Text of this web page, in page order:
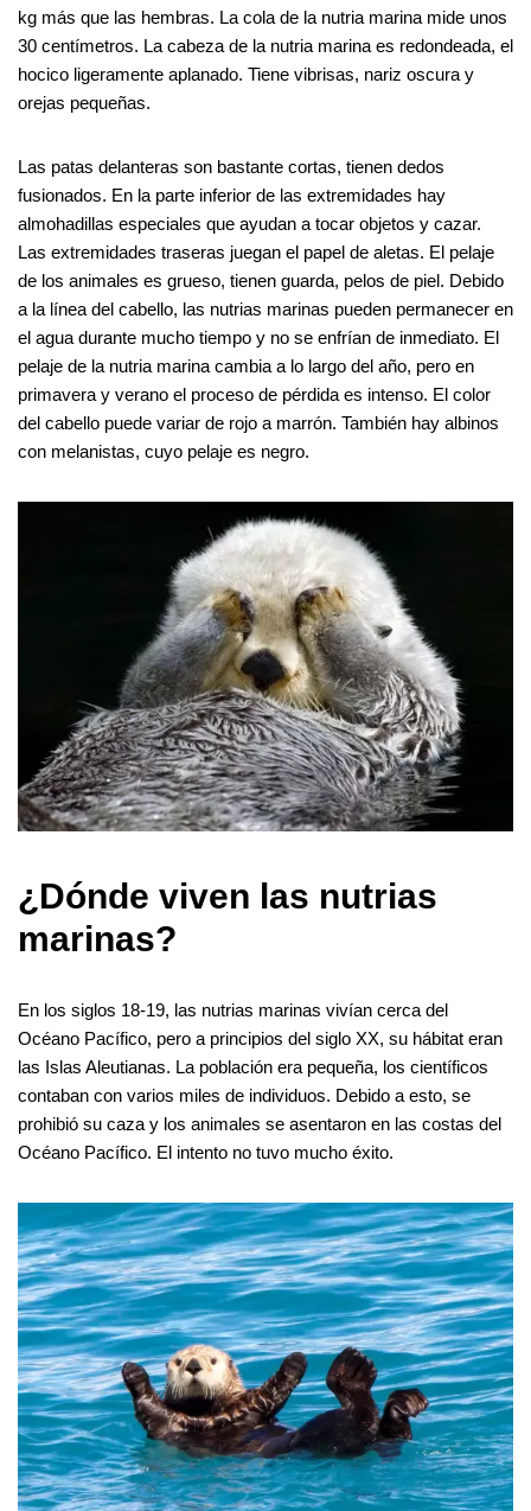
kg más que las hembras. La cola de la nutria marina mide unos
30 centímetros. La cabeza de la nutria marina es redondeada, el
hocico ligeramente aplanado. Tiene vibrisas, nariz oscura y
orejas pequeñas.
Las patas delanteras son bastante cortas, tienen dedos
fusionados. En la parte inferior de las extremidades hay
almohadillas especiales que ayudan a tocar objetos y cazar.
Las extremidades traseras juegan el papel de aletas. El pelaje
de los animales es grueso, tienen guarda, pelos de piel. Debido
a la línea del cabello, las nutrias marinas pueden permanecer en
el agua durante mucho tiempo y no se enfrían de inmediato. El
pelaje de la nutria marina cambia a lo largo del año, pero en
primavera y verano el proceso de pérdida es intenso. El color
del cabello puede variar de rojo a marrón. También hay albinos
con melanistas, cuyo pelaje es negro.
¿Dónde viven las nutrias
marinas?
En los siglos 18-19, las nutrias marinas vivían cerca del
Océano Pacífico, pero a principios del siglo XX, su hábitat eran
las Islas Aleutianas. La población era pequeña, los científicos
contaban con varios miles de individuos. Debido a esto, se
prohibió su caza y los animales se asentaron en las costas del
Océano Pacífico. El intento no tuvo mucho éxito.